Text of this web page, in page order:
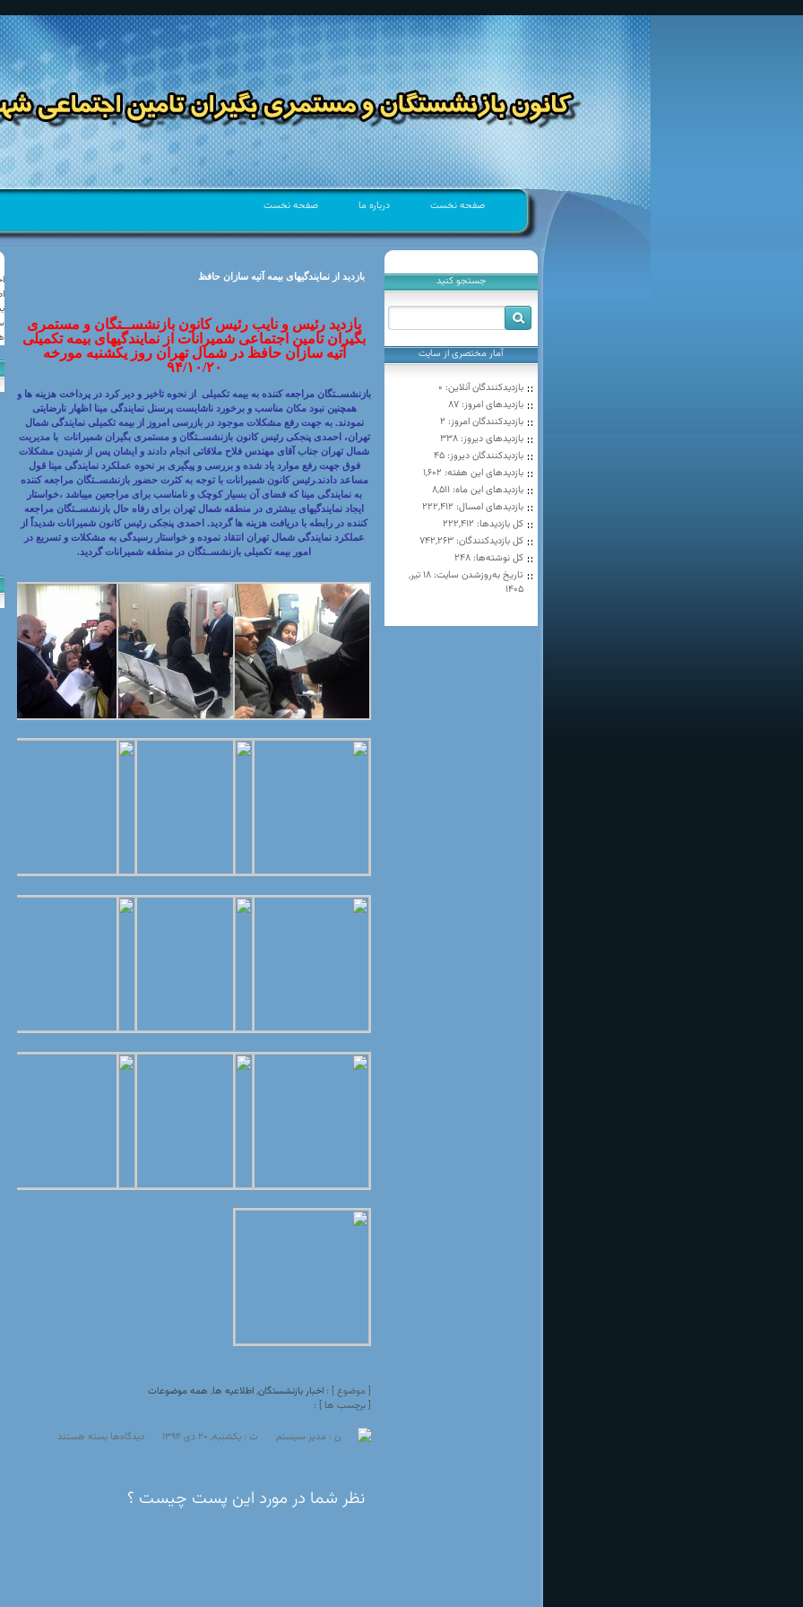
صفحه نخست درباره ما صفحه نخست
جستجو كنيد
آمار مختصری از سایت
بازدیدکنندگان آنلاین: 0
بازدیدهای امروز:87
بازدیدکنندگان امروز: 2
بازدیدهای دیروز:338
بازدیدکنندگان دیروز:45
بازدیدهای این هفته: 1,602
بازدیدهای این ماه:8,511
بازدیدهای امسال: 222,412
کل بازدیدها: 222,412
کل بازدیدکنند‌گان:742,263
کل نوشته‌ها:248
تاریخ به‌روزشدن سایت:
۱۸ تیر,
۱۴۰۵
شهرستان شمیرانات
كانون بازنشستگان و مستمری بگیران تامين اجتماعی شهرستان شمیرانات
بازدید از نمایندگیهای بیمه آتیه سازان حافظ
بازدید رئیس و نایب رئیس کانون بازنشســتگان و مستمری
بگیران تامین اجتماعی شمیرانات از نمایندگیهای بیمه تکمیلی
آتیه سازان حافظ در شمال تهران روز یکشنبه مورخه
۹۴/۱۰/۲۰
بازنشســتگان مراجعه کننده به بیمه تکمیلی از نحوه تاخیر و دیر کرد در پرداخت هزینه ها و
همچنین نبود مکان مناسب و برخورد ناشایست پرسنل نمایندگی مینا اظهار نارضایتی
نمودند. به جهت رفع مشکلات موجود در بازرسی امروز از بیمه تکمیلی نمایندگی شمال
تهران، احمدی پنجکی رئیس کانون بازنشســتگان و مستمری بگیران شمیرانات با مدیریت
شمال تهران جناب آقای مهندس فلاح ملاقاتی انجام دادند و ایشان پس از شنیدن مشکلات
فوق جهت رفع موارد یاد شده و بررسی و پیگیری بر نحوه عملکرد نمایندگی مینا قول
مساعد دادند.رئیس کانون شمیرانات با توجه به کثرت حضور بازنشســتگان مراجعه کننده
به نمایندگی مینا که فضای آن بسیار کوچک و نامناسب برای مراجعین میباشد ،خواستار
ایجاد نمایندگیهای بیشتری در منطقه شمال تهران برای رفاه حال بازنشســتگان مراجعه
کننده در رابطه با دریافت هزینه ها گردید. احمدی پنجکی رئیس کانون شمیرانات شدیداً از
عملکرد نمایندگی شمال تهران انتقاد نموده و خواستار رسیدگی به مشکلات و تسریع در
امور بیمه تکمیلی بازنشســتگان در منطقه شمیرانات گردید.
[ موضوع ] : اخبار بازنشستگان,اطلاعیه ها, همه موضوعات
[ برچسب ها ] :
ن : مدیر سیستم ت : یکشنبه, 20 دی 1394 دیدگاه‌هابرای
بسته هستند
نظر شما در مورد اين پست چيست ؟